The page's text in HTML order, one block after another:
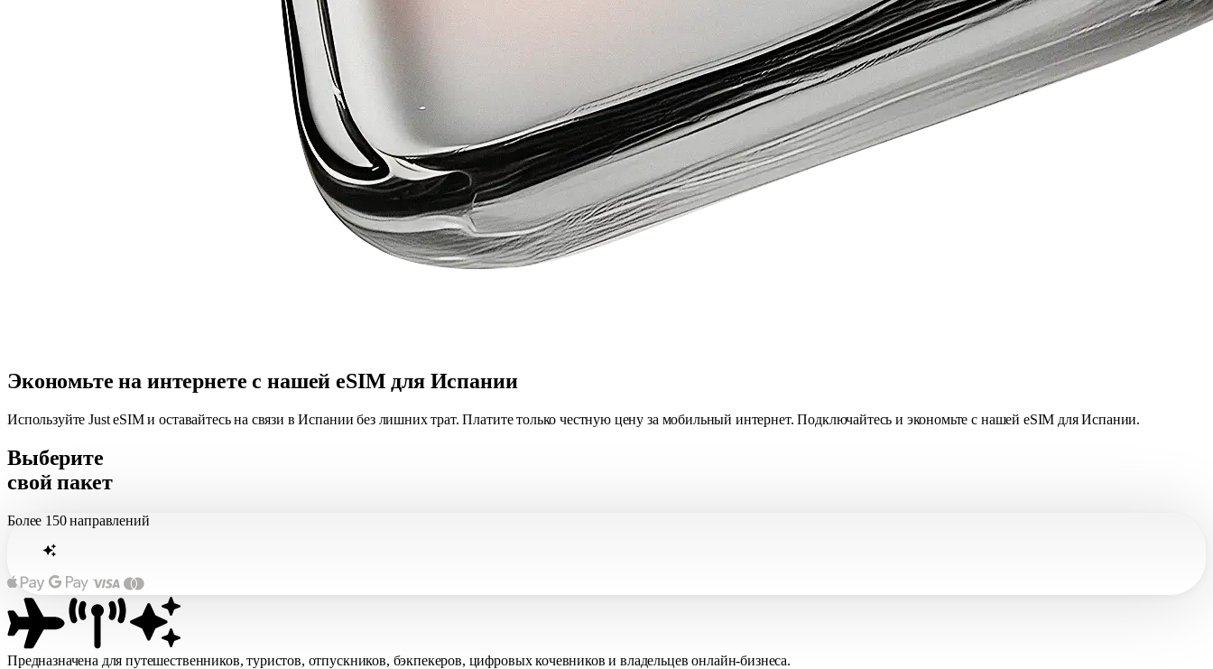
Экономьте на интернете с нашей eSIM для Испании
Используйте Just eSIM и оставайтесь на связи в Испании без лишних трат. Платите только честную цену за мобильный интернет. Подключайтесь и экономьте с нашей eSIM для Испании.
Выберите
свой пакет
Более 150 направлений
Предназначена для путешественников, туристов, отпускников, бэкпекеров, цифровых кочевников и владельцев онлайн-бизнеса.